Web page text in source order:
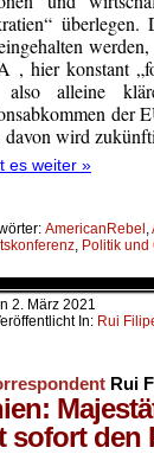
überlegen.
, hier konstant
also alleine
der
wird
es weiter »
AmericanRebel ,
, Politik und
2. März 2021
In: Rui
Rui
sofort den